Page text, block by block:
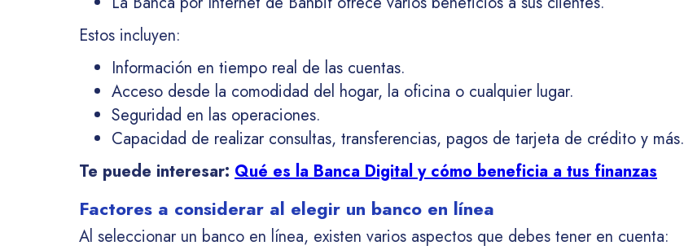
Estos incluyen:
Información en tiempo real de las cuentas.
Acceso desde la comodidad del hogar, la oficina o cualquier lugar.
Seguridad en las operaciones.
Capacidad de realizar consultas, transferencias, pagos de tarjeta de crédito y más.
Te puede interesar: Qué es la Banca Digital y cómo beneficia a tus finanzas
Factores a considerar al elegir un banco en línea
Al seleccionar un banco en línea, existen varios aspectos que debes tener en cuenta: